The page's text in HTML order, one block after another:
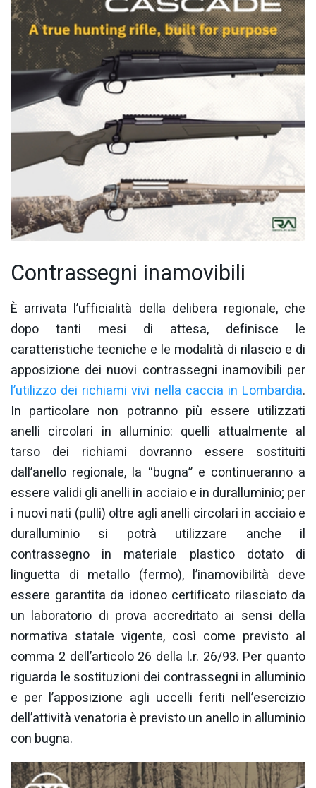
Contrassegni inamovibili
È arrivata l’ufficialità della delibera regionale, che
dopo tanti mesi di attesa, definisce le
caratteristiche tecniche e le modalità di rilascio e di
apposizione dei nuovi contrassegni inamovibili per
l’utilizzo dei richiami vivi nella caccia in Lombardia.
In particolare non potranno più essere utilizzati
anelli circolari in alluminio: quelli attualmente al
tarso dei richiami dovranno essere sostituiti
dall’anello regionale, la “bugna” e continueranno a
essere validi gli anelli in acciaio e in duralluminio; ⁠per
i nuovi nati (pulli) oltre agli anelli circolari in acciaio e
duralluminio si potrà utilizzare anche il
contrassegno in materiale plastico dotato di
linguetta di metallo (fermo), l’inamovibilità deve
essere garantita da idoneo certificato rilasciato da
un laboratorio di prova accreditato ai sensi della
normativa statale vigente, così come previsto al
comma 2 dell’articolo 26 della l.r. 26/93. Per quanto
riguarda le sostituzioni dei contrassegni in alluminio
e per l’apposizione agli uccelli feriti nell’esercizio
dell’attività venatoria è previsto un anello in alluminio
con bugna.